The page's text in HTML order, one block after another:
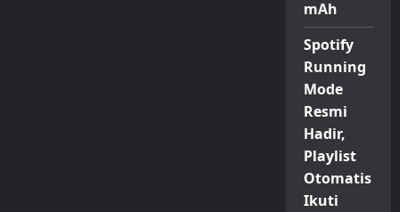
mAh
Spotify
Running
Mode
Resmi
Hadir,
Playlist
Otomatis
Ikuti